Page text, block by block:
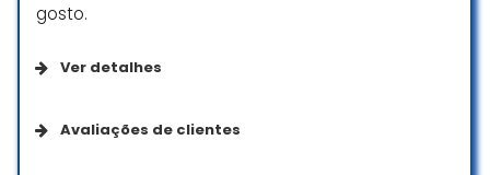
Lugar lindo! Perfeito para
gosto.
Ver detalhes
Avaliações de clientes